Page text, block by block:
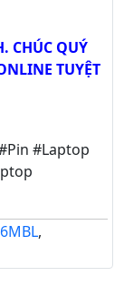
CHÚC QUÝ
TUYỆT
#Laptop
,